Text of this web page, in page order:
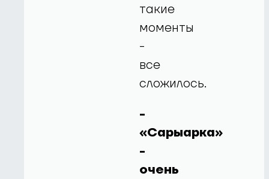
такие
моменты
-
все
сложилось.
-
«Сарыарка»
-
очень